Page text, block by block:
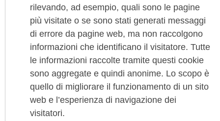
rilevando, ad esempio, quali sono le pagine
più visitate o se sono stati generati messaggi
di errore da pagine web, ma non raccolgono
informazioni che identificano il visitatore. Tutte
le informazioni raccolte tramite questi cookie
sono aggregate e quindi anonime. Lo scopo è
quello di migliorare il funzionamento di un sito
web e l’esperienza di navigazione dei
visitatori.